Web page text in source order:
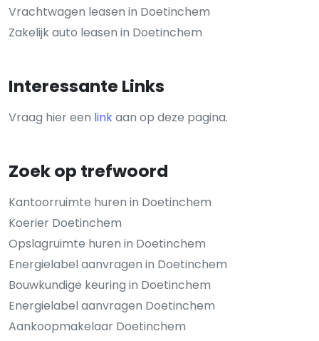
Vrachtwagen leasen in Doetinchem
Zakelijk auto leasen in Doetinchem
Interessante Links
Vraag hier een linkaan op deze pagina.
Zoek op trefwoord
Kantoorruimte huren in Doetinchem
Koerier Doetinchem
Opslagruimte huren in Doetinchem
Energielabel aanvragen in Doetinchem
Bouwkundige keuring in Doetinchem
Energielabel aanvragen Doetinchem
Aankoopmakelaar Doetinchem